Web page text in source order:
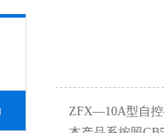
ZFX—10A型自